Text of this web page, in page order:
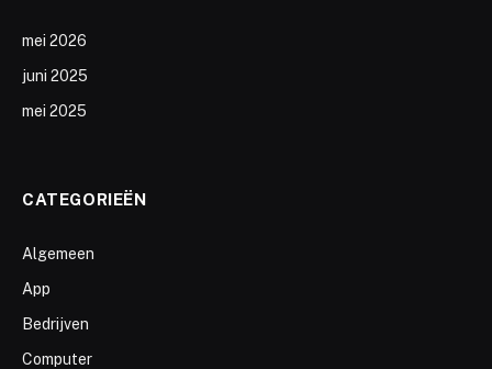
mei 2026
juni 2025
mei 2025
CATEGORIEËN
Algemeen
App
Bedrijven
Computer